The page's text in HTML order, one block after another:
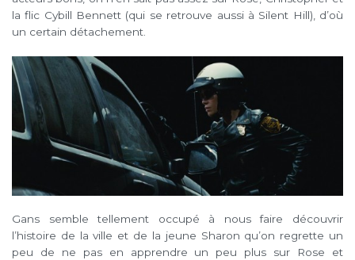
la flic Cybill Bennett (qui se retrouve aussi à Silent Hill), d’où
un certain détachement.
Gans semble tellement occupé à nous faire découvrir
l’histoire de la ville et de la jeune Sharon qu’on regrette un
peu de ne pas en apprendre un peu plus sur Rose et